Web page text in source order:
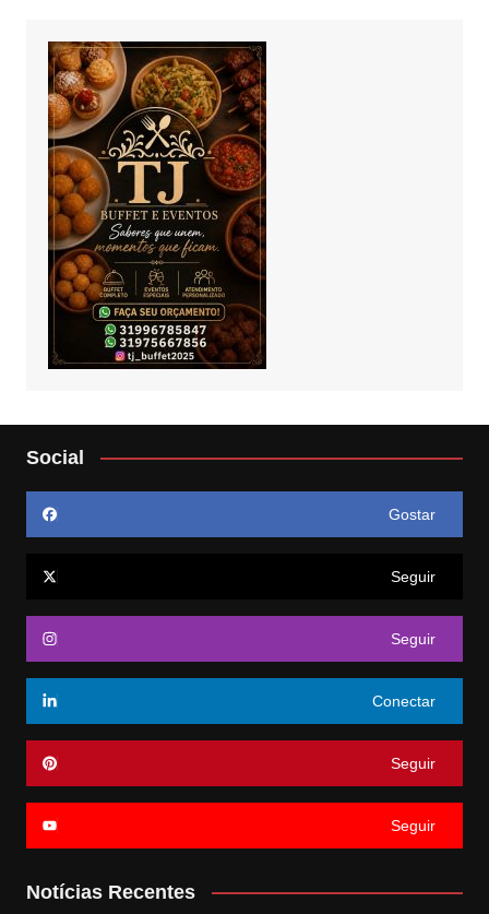
Social
Gostar
Seguir
Seguir
Conectar
Seguir
Seguir
Notícias Recentes